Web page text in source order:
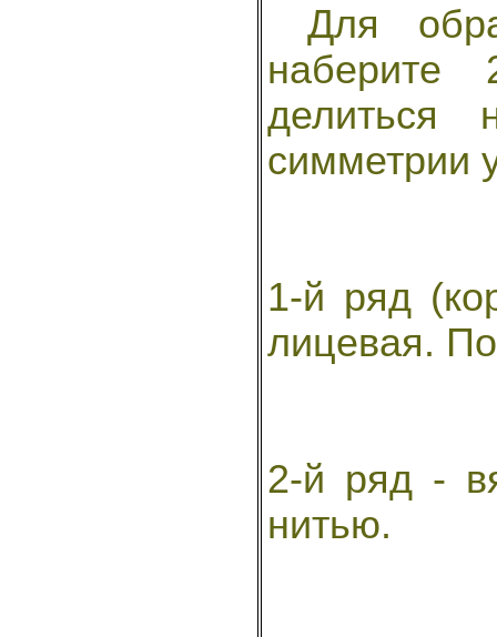
Для
наберите
симметрии
1-й ряд
лицевая.
2-й ряд -
нитью.